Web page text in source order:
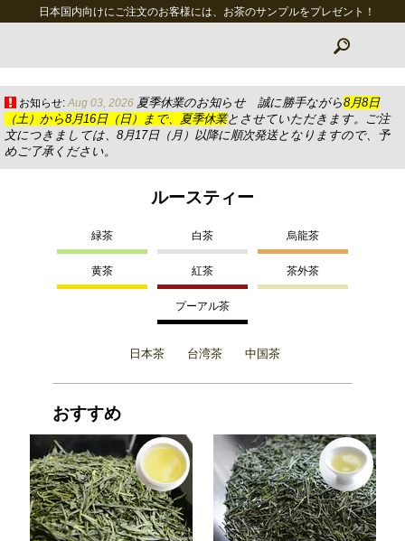
日本国内向けにご注文のお客様には、お茶のサンプルをプレゼント！
お知らせ: Aug 03, 2026 夏季休業のお知らせ 誠に勝手ながら8月8日
（土）から8月16日（日）まで、夏季休業とさせていただきます。ご注
文につきましては、8月17日（月）以降に順次発送となりますので、予
めご了承ください。
ルースティー
緑茶 白茶 烏龍茶
黄茶 紅茶 茶外茶
プーアル茶
日本茶 台湾茶 中国茶
おすすめ